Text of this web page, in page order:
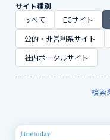
サイト種別
すべて
ECサイト
公的・非営利系サイト
社内ポータルサイト
検索